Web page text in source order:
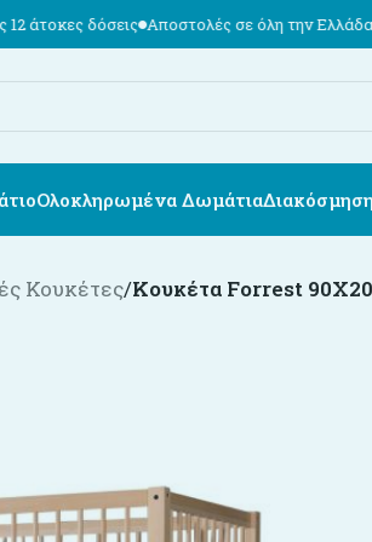
Αποστολές σε όλη την Ελλάδα – ΝΕΟ
Ολοκληρωμένα ΔωμάτιαΔιακόσμηση
Κουκέτες/Κουκέτα Forrest